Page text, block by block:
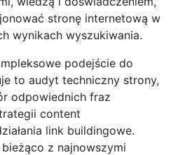
stronę internetową w
wynikach wyszukiwania.
podejście do
to audyt techniczny strony,
odpowiednich fraz
content
link buildingowe.
z najnowszymi